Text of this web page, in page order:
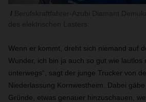
Wenn er kommt, dreht sich niemand auf
Wunder, ich bin ja auch so gut wie lautlos
unterwegs“, sagt der junge Trucker von
Niederlassung Kornwestheim. Dabei
Gründe, etwas genauer hinzuschauen,